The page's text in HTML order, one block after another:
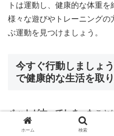
トは運動し、健康的な体重を
様々な遊びやトレーニング
ぶ運動を見つけましょう。
今すぐ行動しましょ
で健康的な生活を取
ペットが太ってしまったこと
測定を避ける
ことは逆効果で
ホーム 検索